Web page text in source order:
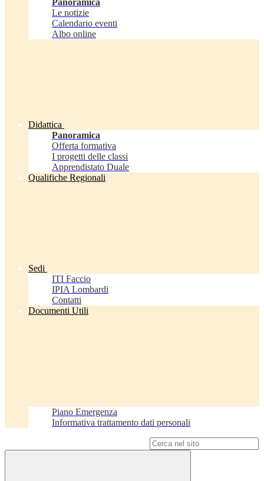
Panoramica
Le notizie
Calendario eventi
Albo online
Didattica
Panoramica
Offerta formativa
I progetti delle classi
Apprendistato Duale
Qualifiche Regionali
Sedi
ITI Faccio
IPIA Lombardi
Contatti
Documenti Utili
Piano Emergenza
Informativa trattamento dati personali